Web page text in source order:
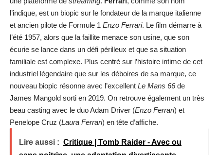
l’indique, est un biopic sur le fondateur de la marque italienne
et ancien pilote de Formule 1 Enzo Ferrari. Le film démarre à
l’été 1957, alors que la faillite menace son usine, que son
écurie se lance dans un défi périlleux et que sa situation
familiale est complexe. Plus centré sur l’histoire intime de cet
industriel légendaire que sur les déboires de sa marque, ce
nouveau biopic résonne avec l’excellent Le Mans 66de
James Mangold sorti en 2019. On retrouve également un très
beau casting avec le duo Adam Driver (Enzo Ferrari) et
Penelope Cruz (Laura Ferrari) en tête d’affiche.
Lire aussi : Critique | Tomb Raider - Avec ou